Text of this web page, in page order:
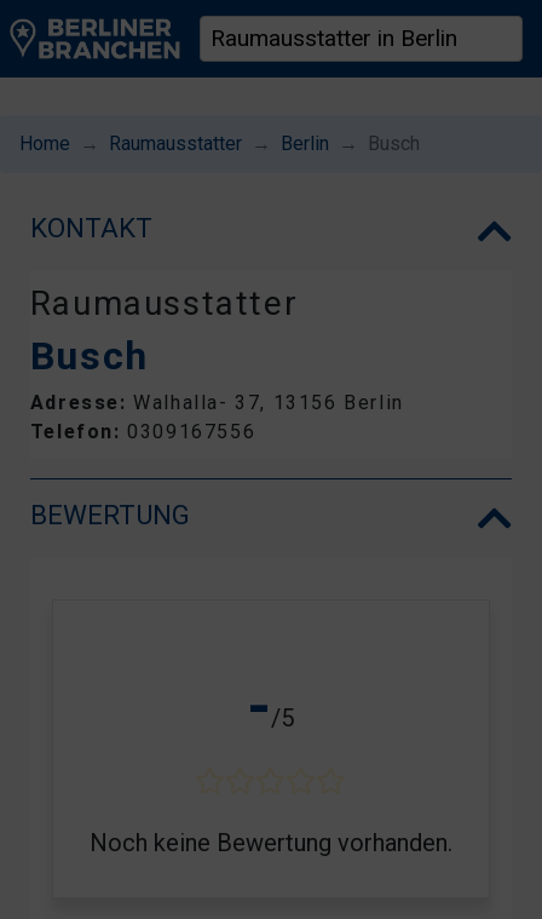
Home Raumausstatter Berlin Busch
KONTAKT
Raumausstatter
Busch
Adresse:Walhalla- 37, 13156 Berlin
Telefon: 0309167556
BEWERTUNG
-/5
Noch keine Bewertung vorhanden.